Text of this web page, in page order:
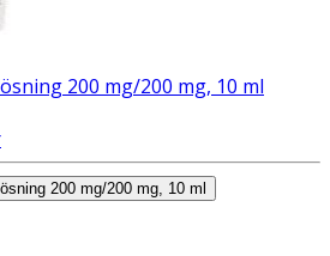
200 mg/200 mg, 10 ml
200 mg/200 mg, 10 ml